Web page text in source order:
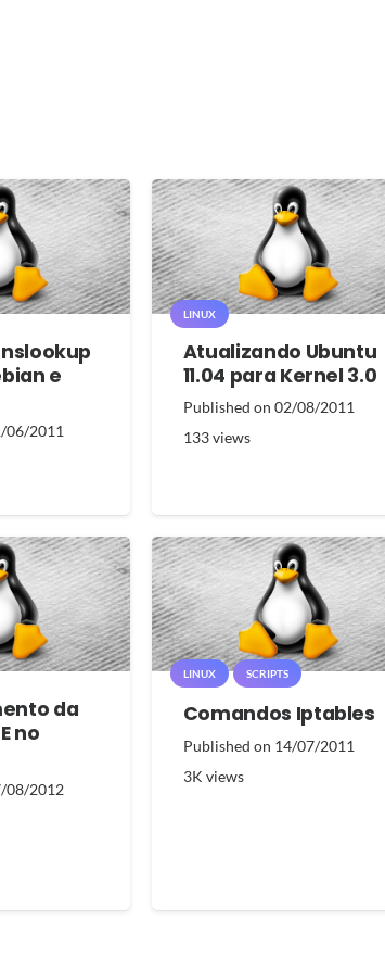
e
06/2011
LINUX
Atualizando Ubuntu
11.04 para Kernel 3.0
Published on 02/08/2011
133views
da
no
08/2012
LINUX SCRIPTS
Comandos Iptables
Published on 14/07/2011
3K views